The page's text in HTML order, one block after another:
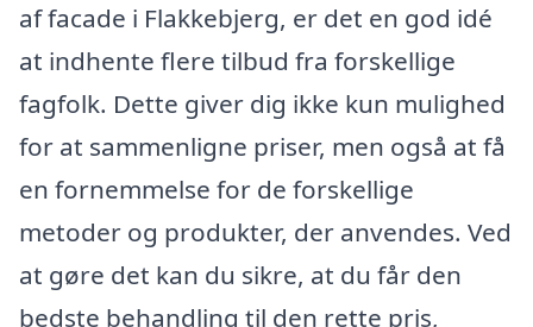
af facade i Flakkebjerg, er det en god idé
at indhente flere tilbud fra forskellige
fagfolk. Dette giver dig ikke kun mulighed
for at sammenligne priser, men også at få
en fornemmelse for de forskellige
metoder og produkter, der anvendes. Ved
at gøre det kan du sikre, at du får den
bedste behandling til den rette pris,